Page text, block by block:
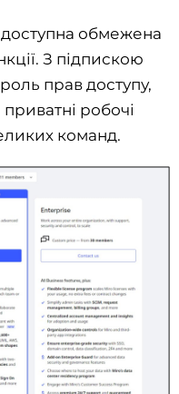
обмежена
З підпискою
прав доступу,
робочі
команд.